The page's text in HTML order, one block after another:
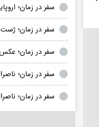
سفر در زمان؛
سفر در زمان؛
سفر در زمان؛
سفر در زمان؛
سفر در زمان؛